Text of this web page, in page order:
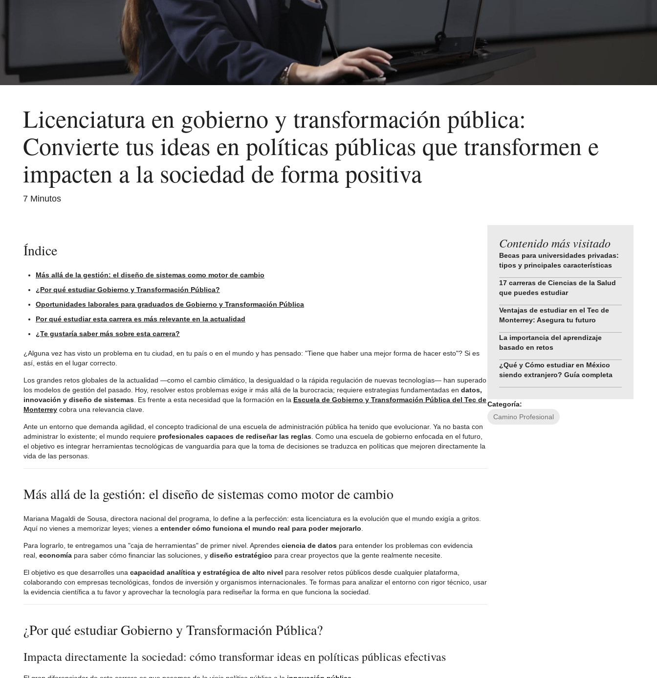
Licenciatura en gobierno y transformación pública:
Convierte tus ideas en políticas públicas que transformen e
impacten a la sociedad de forma positiva
7 Minutos
Índice
Más allá de la gestión: el diseño de sistemas como motor de cambio
¿Por qué estudiar Gobierno y Transformación Pública?
Oportunidades laborales para graduados de Gobierno y Transformación Pública
Por qué estudiar esta carrera es más relevante en la actualidad
¿Te gustaría saber más sobre esta carrera?
¿Alguna vez has visto un problema en tu ciudad, en tu país o en el mundo y has pensado: "Tiene que haber una mejor forma de hacer esto"? Si es
así, estás en el lugar correcto.
Los grandes retos globales de la actualidad —como el cambio climático, la desigualdad o la rápida regulación de nuevas tecnologías— han superado
los modelos de gestión del pasado. Hoy, resolver estos problemas exige ir más allá de la burocracia; requiere estrategias fundamentadas en datos,
innovación y diseño de sistemas . Es frente a esta necesidad que la formación en la Escuela de Gobierno y Transformación Pública del Tec de
Monterrey cobra una relevancia clave.
Ante un entorno que demanda agilidad, el concepto tradicional de una escuela de administración pública ha tenido que evolucionar. Ya no basta con
administrar lo existente; el mundo requiere profesionales capaces de rediseñar las reglas . Como una escuela de gobierno enfocada en el futuro,
el objetivo es integrar herramientas tecnológicas de vanguardia para que la toma de decisiones se traduzca en políticas que mejoren directamente la
vida de las personas.
Más allá de la gestión: el diseño de sistemas como motor de cambio
Mariana Magaldi de Sousa, directora nacional del programa, lo define a la perfección: esta licenciatura es la evolución que el mundo exigía a gritos.
Aquí no vienes a memorizar leyes; vienes a entender cómo funciona el mundo real para poder mejorarlo
Para lograrlo, te entregamos una "caja de herramientas" de primer nivel. Aprendes ciencia de datos para entender los problemas con evidencia
real, economía para saber cómo financiar las soluciones, y diseño estratégico para crear proyectos que la gente realmente necesite.
El objetivo es que desarrolles una capacidad analítica y estratégica de alto nivel para resolver retos públicos desde cualquier plataforma,
colaborando con empresas tecnológicas, fondos de inversión y organismos internacionales. Te formas para analizar el entorno con rigor técnico, usar
la evidencia científica a tu favor y aprovechar la tecnología para rediseñar la forma en que funciona la sociedad.
¿Por qué estudiar Gobierno y Transformación Pública?
Impacta directamente la sociedad: cómo transformar ideas en políticas públicas efectivas
Contenido más visitado
Becas para universidades privadas:
tipos y principales características
17 carreras de Ciencias de la Salud
que puedes estudiar
Ventajas de estudiar en el Tec de
Monterrey: Asegura tu futuro
La importancia del aprendizaje
basado en retos
¿Qué y Cómo estudiar en México
siendo extranjero? Guía completa
Categoría:
Camino Profesional